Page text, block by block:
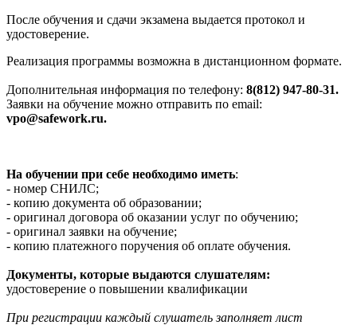
После обучения и сдачи экзамена выдается протокол и
удостоверение.
Реализация программы возможна в дистанционном формате.
Дополнительная информация по телефону: 8(812) 947-80-31.
Заявки на обучение можно отправить по email:
vpo@safework.ru.
На обучении при себе необходимо иметь:
- номер СНИЛС;
- копию документа об образовании;
- оригинал договора об оказании услуг по обучению;
- оригинал заявки на обучение;
- копию платежного поручения об оплате обучения.
Документы, которые выдаются слушателям:
удостоверение о повышении квалификации
При регистрации каждый слушатель заполняет лист